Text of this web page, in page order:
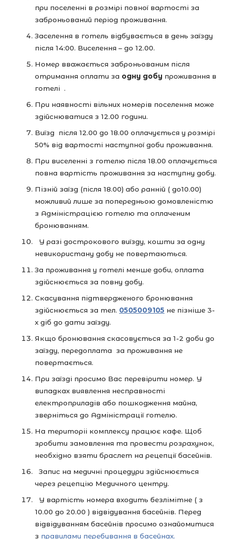
при поселенні в розмірі повної вартості за
заброньований період проживання.
Заселення в готель відбувається в день заїзду
після 14:00. Виселення – до 12.00.
Номер вважається заброньованим після
отримання оплати за одну добу проживання в
готелі .
При наявності вільних номерів поселення може
здійснюватися з 12.00 години.
Виїзд після 12.00 до 18.00 оплачується у розмірі
50% від вартості наступної доби проживання.
При виселенні з готелю після 18.00 оплачується
повна вартість проживання за наступну добу.
Пізній заїзд (після 18.00) або ранній ( до10.00)
можливий лише за попередньою домовленістю
з Адміністрацією готелю та оплаченим
бронюванням.
У разі дострокового виїзду, кошти за одну
невикористану добу не повертаються.
За проживання у готелі менше доби, оплата
здійснюється за повну добу.
Скасування підтвердженого бронювання
здійснюється за тел. 0505009105 не пізніше 3-
х діб до дати заїзду.
Якщо бронювання скасовується за 1-2 доби до
заїзду, передоплата за проживання не
повертається.
При заїзді просимо Вас перевірити номер. У
випадках виявлення несправності
електроприладів або пошкодження майна,
зверніться до Адміністрації готелю.
На територіі комплексу працює кафе. Щоб
зробити замовлення та провести розрахунок,
необхідно взяти браслет на рецепції басейнів.
Запис на медичні процедури здійснюється
через рецепцію Медичного центру.
У вартість номера входить безлімітне ( з
10.00 до 20.00 ) відвідування басейнів. Перед
відвідуванням басейнів просимо ознайомитися
з правилами перебування в басейнах.